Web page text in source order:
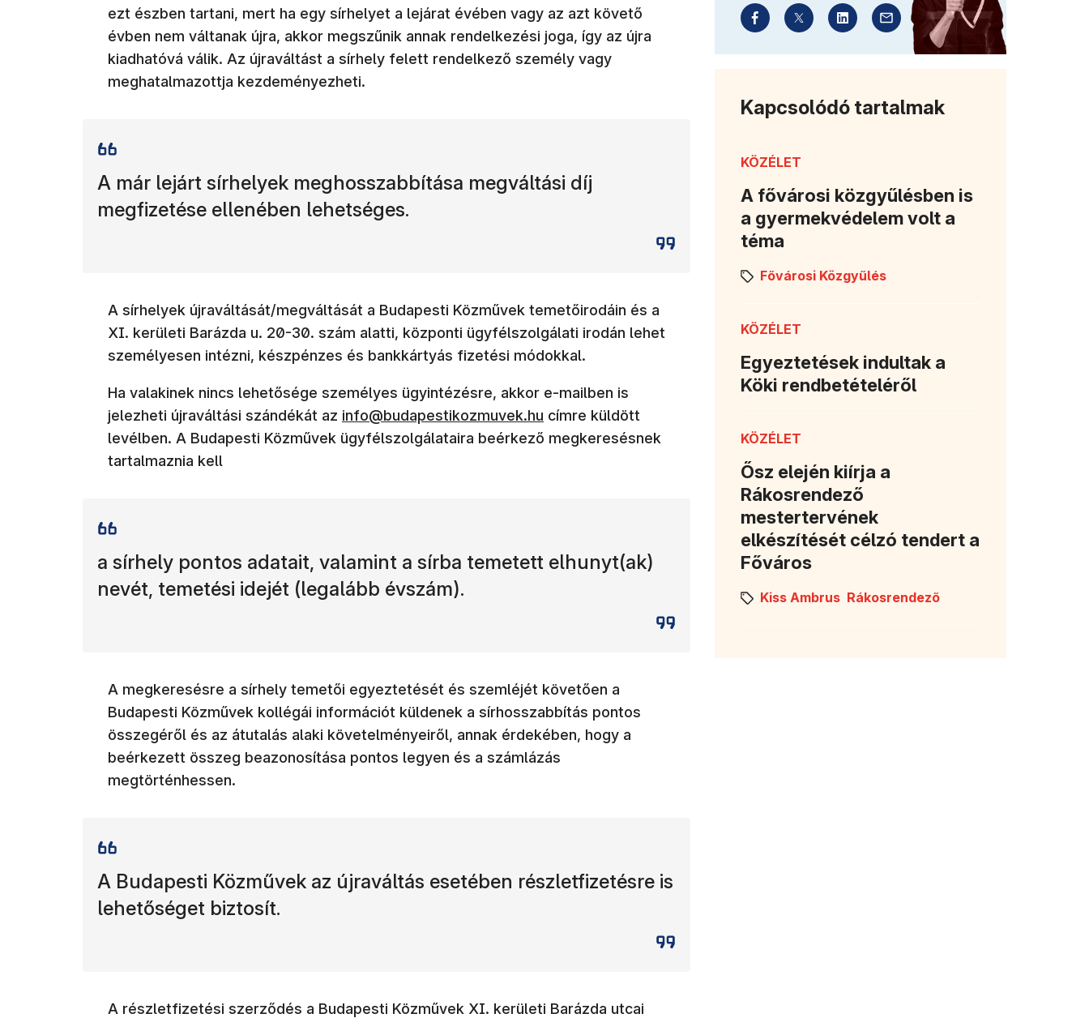
ezt észben tartani, mert ha egy sírhelyet a lejárat évében vagy az azt követő
évben nem váltanak újra, akkor megszűnik annak rendelkezési joga, így az újra
kiadhatóvá válik. Az újraváltást a sírhely felett rendelkező személy vagy
meghatalmazottja kezdeményezheti.
A már lejárt sírhelyek meghosszabbítása megváltási díj
megfizetése ellenében lehetséges.
A sírhelyek újraváltását/megváltását a Budapesti Közművek temetőirodáin és a
XI. kerületi Barázda u. 20-30. szám alatti, központi ügyfélszolgálati irodán lehet
személyesen intézni, készpénzes és bankkártyás fizetési módokkal.
Ha valakinek nincs lehetősége személyes ügyintézésre, akkor e-mailben is
jelezheti újraváltási szándékát az info@budapestikozmuvek.hu címre küldött
levélben. A Budapesti Közművek ügyfélszolgálataira beérkező megkeresésnek
tartalmaznia kell
a sírhely pontos adatait, valamint a sírba temetett elhunyt(ak)
nevét, temetési idejét (legalább évszám).
A megkeresésre a sírhely temetői egyeztetését és szemléjét követően a
Budapesti Közművek kollégái információt küldenek a sírhosszabbítás pontos
összegéről és az átutalás alaki követelményeiről, annak érdekében, hogy a
beérkezett összeg beazonosítása pontos legyen és a számlázás
megtörténhessen.
A Budapesti Közművek az újraváltás esetében részletfizetésre is
lehetőséget biztosít.
A részletfizetési szerződés a Budapesti Közművek XI. kerületi Barázda utcai
Kapcsolódó tartalmak
KÖZÉLET
A fővárosi közgyűlésben is
a gyermekvédelem volt a
téma
Fővárosi Közgyűlés
KÖZÉLET
Egyeztetések indultak a
Köki rendbetételéről
KÖZÉLET
Ősz elején kiírja a
Rákosrendező
mestertervének
elkészítését célzó tendert a
Főváros
Kiss Ambrus Rákosrendező